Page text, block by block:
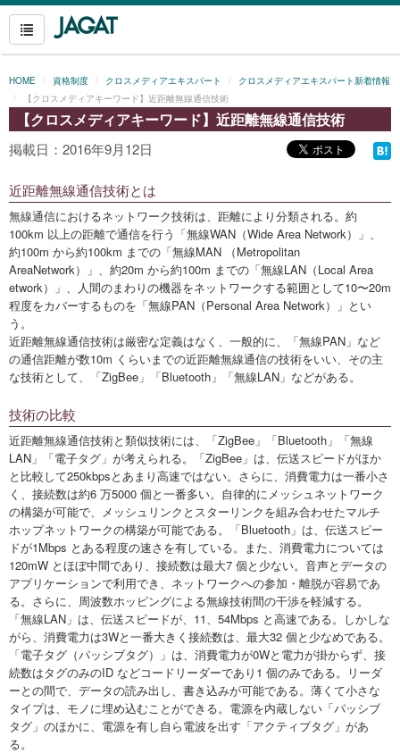
HOME 資格制度 クロスメディアエキスパート
クロスメディアエキスパート新着情報
【クロスメディアキーワード】近距離無線通信技術
【クロスメディアキーワード】近距離無線通信技術
掲載日：2016年9月12日
近距離無線通信技術とは
無線通信におけるネットワーク技術は、距離により分類される。約
100km 以上の距離で通信を行う「無線WAN（Wide Area Network）」、
約100m から約100km までの「無線MAN （Metropolitan
AreaNetwork）」、約20m から約100m までの「無線LAN（Local Area
etwork）」、人間のまわりの機器をネットワークする範囲として10〜20m
程度をカバーするものを「無線PAN（Personal Area Network）」とい
う。
近距離無線通信技術は厳密な定義はなく、一般的に、「無線PAN」など
の通信距離が数10m くらいまでの近距離無線通信の技術をいい、その主
な技術として、「ZigBee」「Bluetooth」「無線LAN」などがある。
技術の比較
近距離無線通信技術と類似技術には、「ZigBee」「Bluetooth」「無線
LAN」「電子タグ」が考えられる。「ZigBee」は、伝送スピードがほか
と比較して250kbpsとあまり高速ではない。さらに、消費電力は一番小さ
く、接続数は約6 万5000 個と一番多い。自律的にメッシュネットワーク
の構築が可能で、メッシュリンクとスターリンクを組み合わせたマルチ
ホップネットワークの構築が可能である。「Bluetooth」は、伝送スピー
ドが1Mbps とある程度の速さを有している。また、消費電力については
120mW とほぼ中間であり、接続数は最大7 個と少ない。音声とデータの
アプリケーションで利用でき、ネットワークへの参加・離脱が容易であ
る。さらに、周波数ホッピングによる無線技術間の干渉を軽減する。
「無線LAN」は、伝送スピードが、11、54Mbps と高速である。しかしな
がら、消費電力は3Wと一番大きく接続数は、最大32 個と少なめである。
「電子タグ（パッシブタグ）」は、消費電力が0Wと電力が掛からず、接
続数はタグのみのID などコードリーダーであり1 個のみである。リーダ
ーとの間で、データの読み出し、書き込みが可能である。薄くて小さな
タイプは、モノに埋め込むことができる。電源を内蔵しない「パッシブ
タグ」のほかに、電源を有し自ら電波を出す「アクティブタグ」があ
る。